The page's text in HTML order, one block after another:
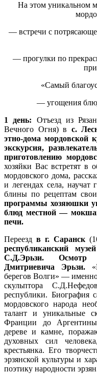
На этом уникальном
— встречи с
— прогулки по
«Самый
— угощения
1 день: Отъезд из
Вечного Огня) в с.
этно-дома мордовской
экскурсия,
приготовлению
хозяйки Вас встретят в
мордовского дома,
и легендах села, научат
блины по рецептам
программы хозяюшки
блюд местной —
печи.
Переезд в г. Саранск
республиканский
С.Д.Эрьзи. Осмотр
Дмитриевича Эрьзи.
берегов Волги» —
скульптора
республики. Биография
мордовского народа
талант и уникальные
Франции до
дереве и камне,
духовных сил
крестьянка. Его
эрзянской культуры и
поэтику народности